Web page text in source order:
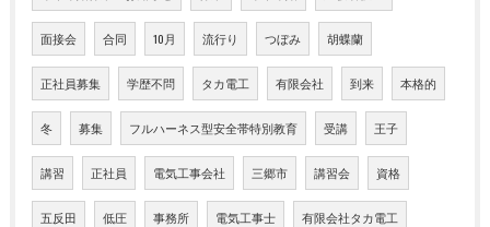
面接会 合同 10月 流行り つぼみ 胡蝶蘭
正社員募集 学歴不問 タカ電工 有限会社 到来 本格的
冬 募集 フルハーネス型安全帯特別教育 受講 王子
講習 正社員 電気工事会社 三郷市 講習会 資格
五反田 低圧 事務所 電気工事士 有限会社タカ電工